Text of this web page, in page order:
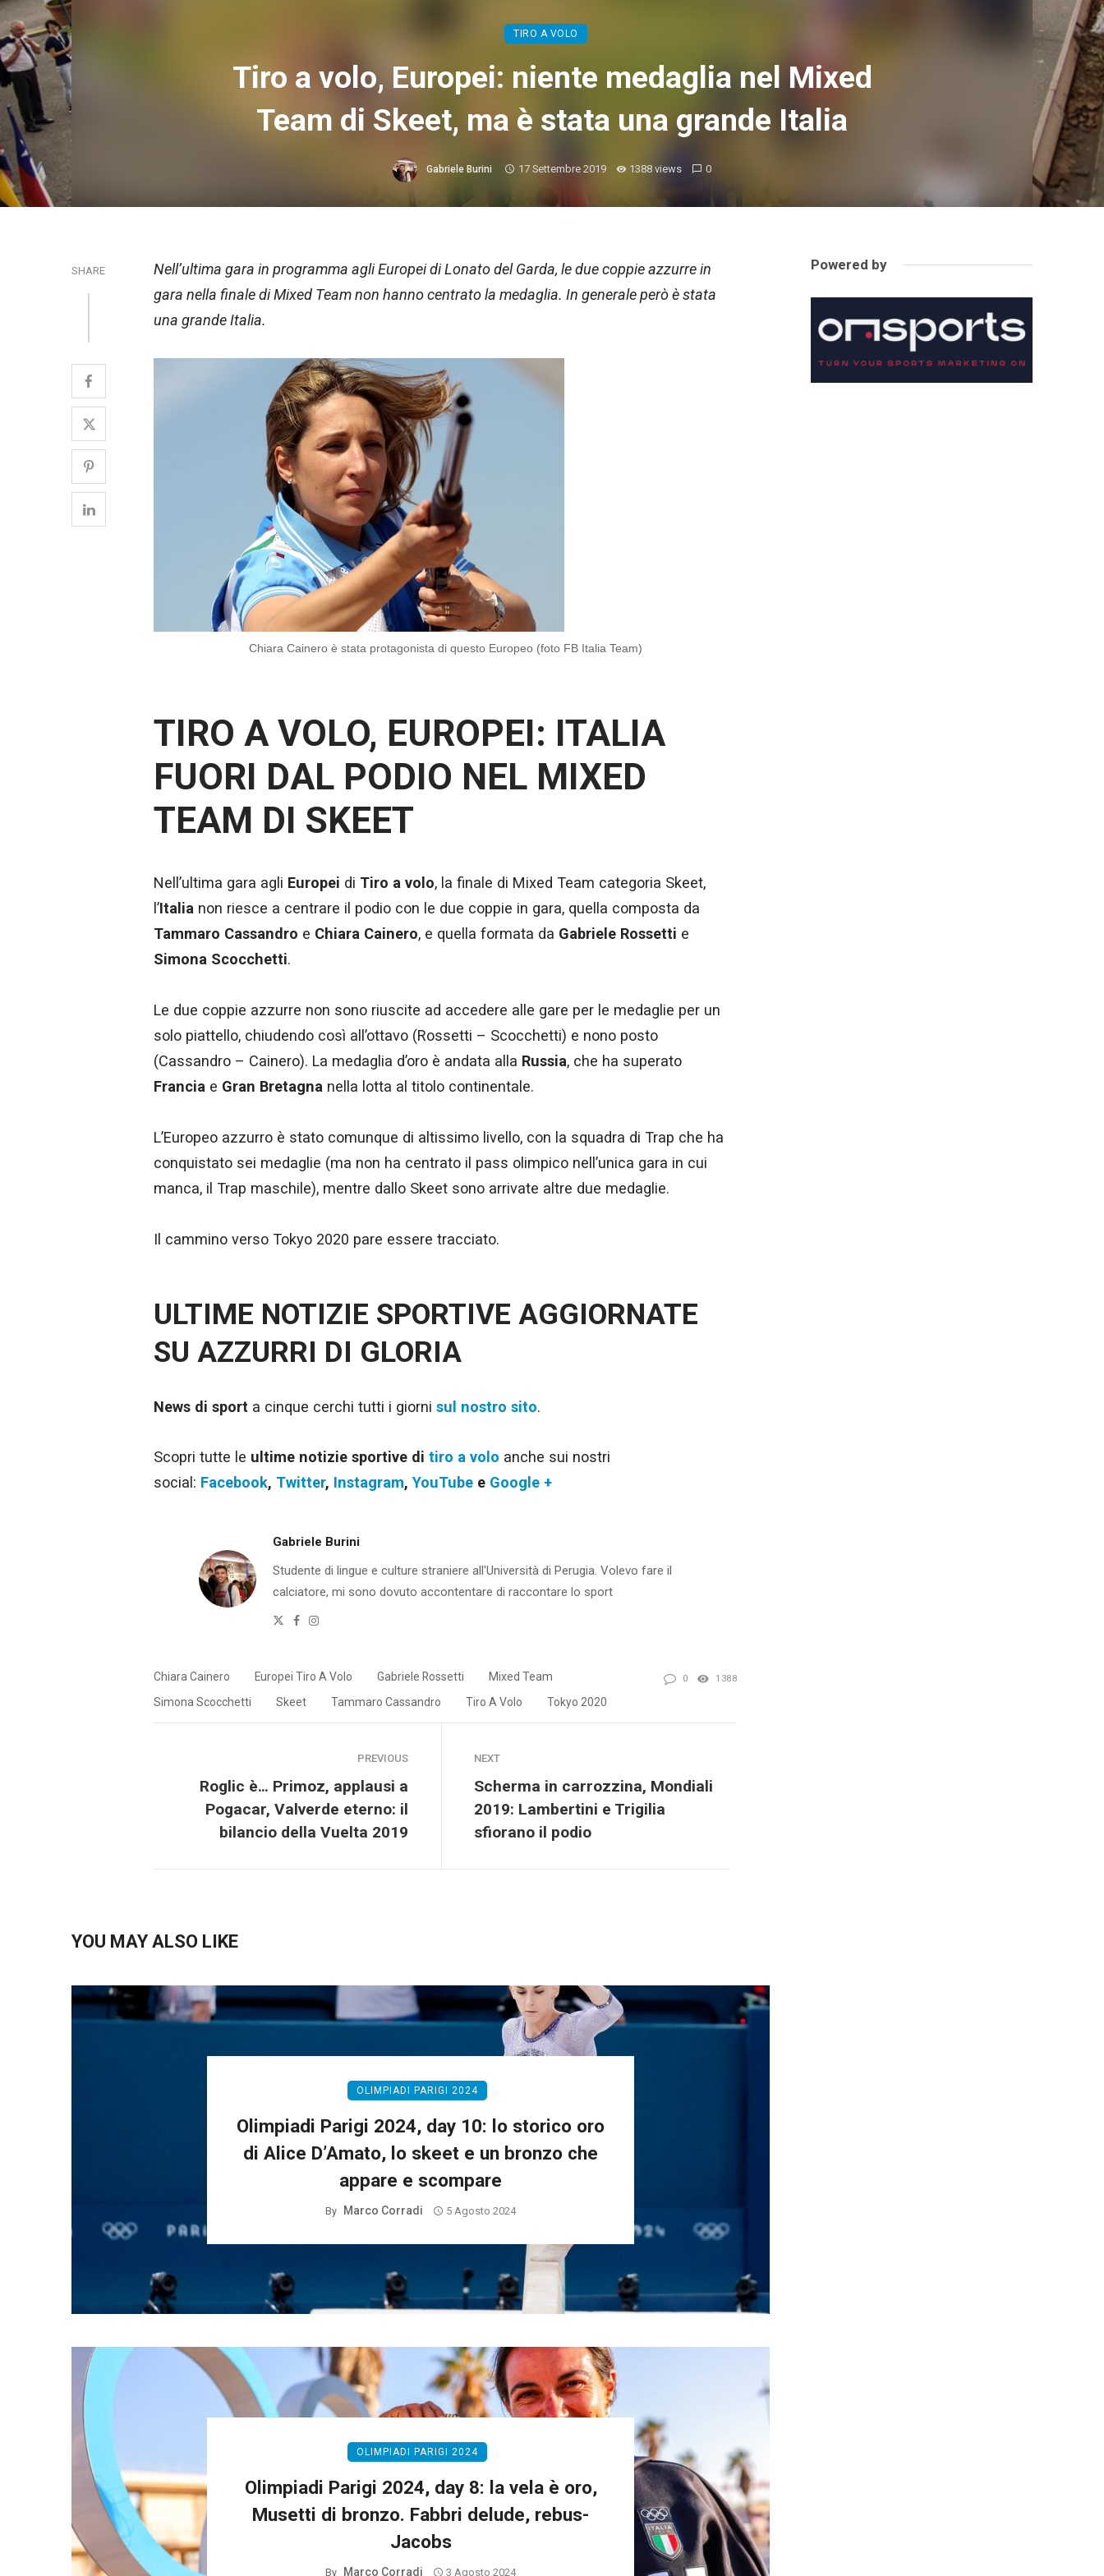
TIRO A VOLO
Tiro a volo, Europei: niente medaglia nel Mixed
Team di Skeet, ma è stata una grande Italia
Gabriele Burini 17 Settembre 2019 1388 views 0
SHARE
Nell’ultima gara in programma agli Europei di Lonato del Garda, le due coppie azzurre in
gara nella finale di Mixed Team non hanno centrato la medaglia. In generale però è stata
una grande Italia.
Chiara Cainero è stata protagonista di questo Europeo (foto FB Italia Team)
TIRO A VOLO, EUROPEI: ITALIA
FUORI DAL PODIO NEL MIXED
TEAM DI SKEET
Nell’ultima gara agli Europei di Tiro a volo, la finale di Mixed Team categoria Skeet,
l’Italia non riesce a centrare il podio con le due coppie in gara, quella composta da
Tammaro Cassandro e Chiara Cainero, e quella formata da Gabriele Rossetti e
Simona Scocchetti.
Le due coppie azzurre non sono riuscite ad accedere alle gare per le medaglie per un
solo piattello, chiudendo così all’ottavo (Rossetti – Scocchetti) e nono posto
(Cassandro – Cainero). La medaglia d’oro è andata alla Russia, che ha superato
Francia e Gran Bretagna nella lotta al titolo continentale.
L’Europeo azzurro è stato comunque di altissimo livello, con la squadra di Trap che ha
conquistato sei medaglie (ma non ha centrato il pass olimpico nell’unica gara in cui
manca, il Trap maschile), mentre dallo Skeet sono arrivate altre due medaglie.
Il cammino verso Tokyo 2020 pare essere tracciato.
ULTIME NOTIZIE SPORTIVE AGGIORNATE
SU AZZURRI DI GLORIA
News di sport a cinque cerchi tutti i giorni sul nostro sito.
Scopri tutte le ultime notizie sportive di tiro a volo anche sui nostri
social: Facebook, Twitter, Instagram, YouTube e Google +
Gabriele Burini
Studente di lingue e culture straniere all'Università di Perugia. Volevo fare il
calciatore, mi sono dovuto accontentare di raccontare lo sport
Twitter
Facebook
Instagram
Chiara Cainero Europei Tiro A Volo Gabriele Rossetti
Mixed Team
Simona Scocchetti
Skeet Tammaro Cassandro Tiro A Volo Tokyo 2020
0 1388
PREVIOUS
Roglic è… Primoz, applausi a
Pogacar, Valverde eterno: il
bilancio della Vuelta 2019
NEXT
Scherma in carrozzina, Mondiali
2019: Lambertini e Trigilia
sfiorano il podio
YOU MAY ALSO LIKE
OLIMPIADI PARIGI 2024
Olimpiadi Parigi 2024, day 10: lo storico oro
di Alice D’Amato, lo skeet e un bronzo che
appare e scompare
By Marco Corradi 5 Agosto 2024
OLIMPIADI PARIGI 2024
Olimpiadi Parigi 2024, day 8: la vela è oro,
Musetti di bronzo. Fabbri delude, rebus-
Jacobs
By Marco Corradi 3 Agosto 2024
Powered by